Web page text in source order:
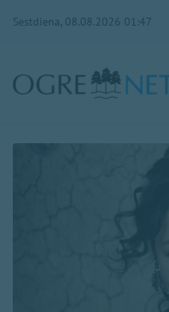
Sestdiena, 08.08.2026 01:47